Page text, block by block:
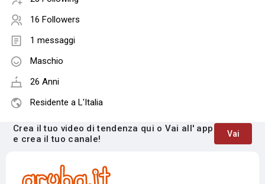
16 Followers
1 messaggi
Maschio
26 Anni
Residente a L'Italia
Crea il tuo video di tendenza qui o Vai all' app
e crea il tuo canale!
Vai